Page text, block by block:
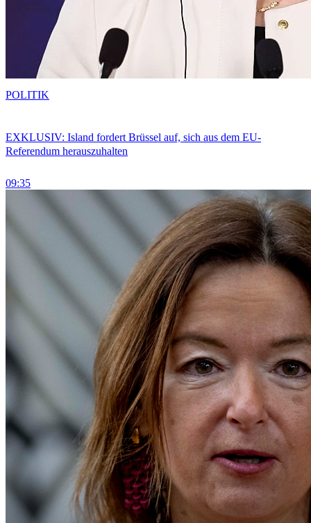
EXKLUSIV: Island fordert Brüssel auf, sich aus dem EU-
Referendum herauszuhalten
09:35
POLITIK